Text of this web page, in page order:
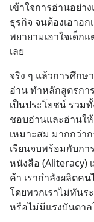
เข้าใจการอ่านอย่า
ธุรกิจ จนต้องเอาอก
พยายามเอาใจเด็ก
เลย
จริง ๆ แล้วการศึกษ
อ่าน ทำหลักสูตรกา
เป็นประโยชน์ รวม
ชอบอ่านและอ่านให้
เหมาะสม มากกว่า
เรียนจบพร้อมกับก
หนังสือ (Aliteracy)
ค้า เรากำลังผลิตค
โดยพวกเราไม่ทันร
หรือไม่มีแรงบันดาล